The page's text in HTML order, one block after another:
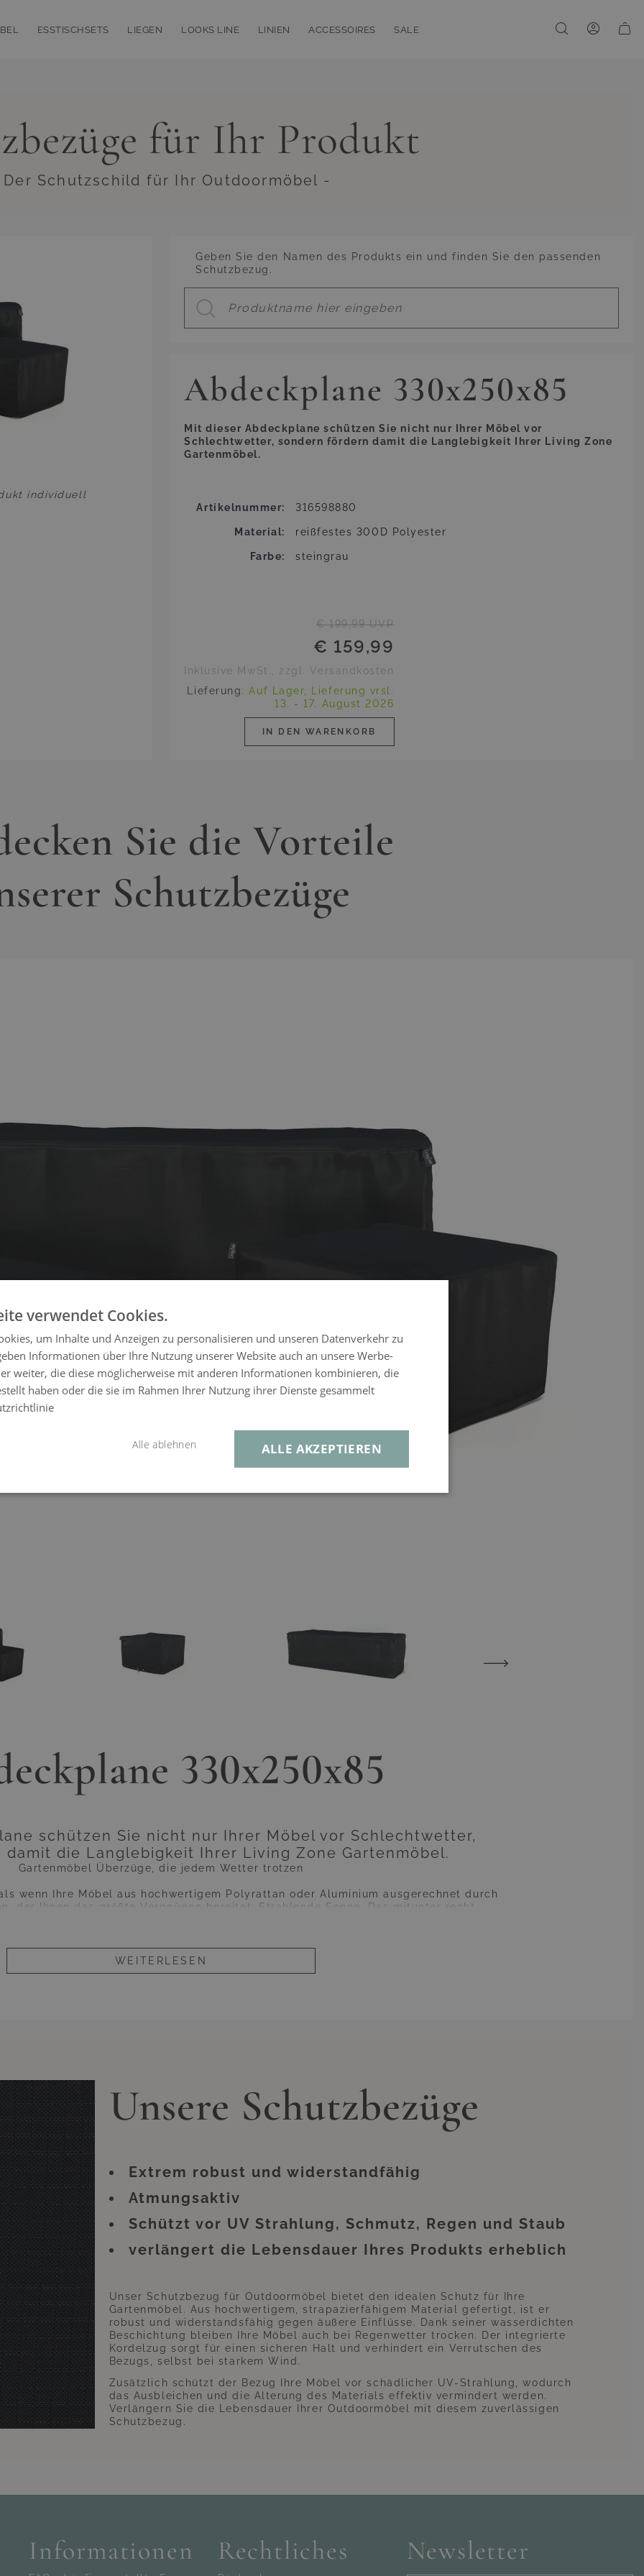
ESSTISCHSETS LIEGEN LOOKS LINE LINIEN ACCESSOIRES SALE
für Ihr Produkt
Der Schutzschild für Ihr Outdoormöbel -
individuell
Geben Sie den Namen des Produkts ein und finden Sie den passenden
Schutzbezug.
Abdeckplane 330x250x85
Mit dieser Abdeckplane schützen Sie nicht nur Ihrer Möbel vor
Schlechtwetter, sondern fördern damit die Langlebigkeit Ihrer Living Zone
Gartenmöbel.
Artikelnummer 316598880
Material reißfestes 300D Polyester
Farbe steingrau
€ 199,99UVP
€ 159,99
Inklusive MwSt., zzgl. Versandkosten
Lieferung:Auf Lager,
Lieferung vrsl.
13. - 17. August 2026
IN DEN WARENKORB
Sie die Vorteile
Schutzbezüge
330x250x85
schützen Sie nicht nur Ihrer Möbel vor Schlechtwetter,
die Langlebigkeit Ihrer Living Zone Gartenmöbel.
Gartenmöbel Überzüge, die jedem Wetter trotzen
wenn Ihre Möbel aus hochwertigem Polyrattan oder Aluminium ausgerechnet durch
der Ihnen das größte Vergnügen bereitet: Strahlende Sonne. Das mitunter recht
Keller schleppen müssen. Allerdings kann ein ansehnlicher Überzug, sofern Sie die
gerade in Benutzung haben, die Lebensdauer maßgeblich verlängern.
länger an. Die Überwürfe trotzen zu heftiger Einstrahlung von Sonne und anderen
Gerade an diesem Zubehör sollten Sie also keinesfalls sparen. Diese kleine
auszahlen, so dass Sie sich lange Zeit an Ihren wie neu aussehenden Möbeln werden
Überzüge aufgrund der UV-Strahlung farblich verändern können. Dies beeinträchtigt
noch die Langlebigkeit des Überzugs. Der Überzug besteht aus Polyester.
WEITERLESEN
Unsere Schutzbezüge
Extrem robust und widerstandfähig
Atmungsaktiv
Schützt vor UV Strahlung, Schmutz, Regen und Staub
verlängert die Lebensdauer Ihres Produkts erheblich
Unser Schutzbezug für Outdoormöbel bietet den idealen Schutz für Ihre
Gartenmöbel. Aus hochwertigem, strapazierfähigem Material gefertigt, ist er
robust und widerstandsfähig gegen äußere Einflüsse. Dank seiner wasserdichten
Beschichtung bleiben Ihre Möbel auch bei Regenwetter trocken. Der integrierte
Kordelzug sorgt für einen sicheren Halt und verhindert ein Verrutschen des
Bezugs, selbst bei starkem Wind.
Zusätzlich schützt der Bezug Ihre Möbel vor schädlicher UV-Strahlung, wodurch
das Ausbleichen und die Alterung des Materials effektiv vermindert werden.
Verlängern Sie die Lebensdauer Ihrer Outdoormöbel mit diesem zuverlässigen
Schutzbezug.
Informationen Rechtliches Newsletter
verwendet Cookies.
um Inhalte und Anzeigen zu personalisieren und unseren Datenverkehr zu
Informationen über Ihre Nutzung unserer Website auch an unsere Werbe-
weiter, die diese möglicherweise mit anderen Informationen kombinieren, die
haben oder die sie im Rahmen Ihrer Nutzung ihrer Dienste gesammelt
ALLE AKZEPTIEREN
Alle ablehnen